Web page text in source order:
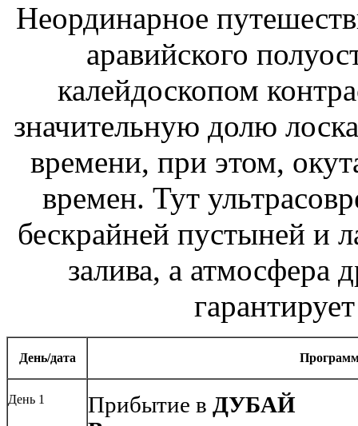
Неординарное
аравийского
калейдоскопом
значительную долю
времени, при этом,
времен. Тут
бескрайней пустыней и
залива, а атмосфера
День/дата
День 1 Прибытие в ДУБАЙ